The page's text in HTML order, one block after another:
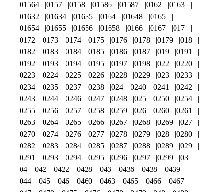
01564
0157 0158 01586 01587 0162
0163
01632
01634 01635 0164 01648
0165
01654
01655 01656 01658 0166 0167
017
0172
0173 0174 0175 0176 0178 0179
018
0182
0183 0184 0185 0186 0187 019
0191
0192
0193 0194 0195 0197 0198 022
0220
0223
0224 0225 0226 0228 0229 023
0233
0234
0235 0237 0238 024 0240 0241
0242
0243
0244 0246 0247 0248 025 0250
0254
0255
0256 0257 0258 0259 026 0260
0261
0263
0264 0265 0266 0267 0268 0269
027
0270
0274 0276 0277 0278 0279 028
0280
0282
0283 0284 0285 0287 0288 0289
029
0291
0293 0294 0295 0296 0297 0299
03
04
042 0422 0428 043 0436 0438
0439
044
045 046 0460 0463 0465 0466
0467